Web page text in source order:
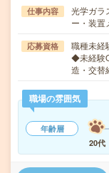
仕事内容
光学ガラ
ー・装
応募資格
職種未経
◆未経験
造・交替
職場の雰囲気
年齢層
20代